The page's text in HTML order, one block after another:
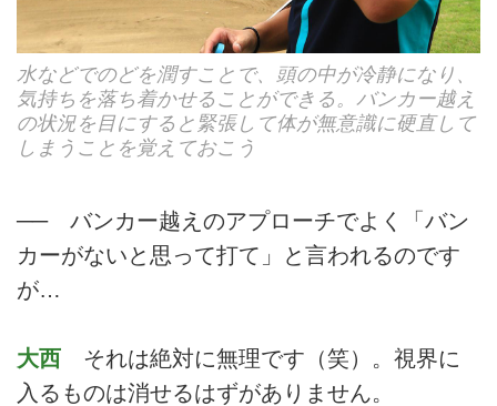
水などでのどを潤すことで、頭の中が冷静になり、
気持ちを落ち着かせることができる。バンカー越え
の状況を目にすると緊張して体が無意識に硬直して
しまうことを覚えておこう
── バンカー越えのアプローチでよく「バン
カーがないと思って打て」と言われるのです
が…
大西 それは絶対に無理です（笑）。視界に
入るものは消せるはずがありません。